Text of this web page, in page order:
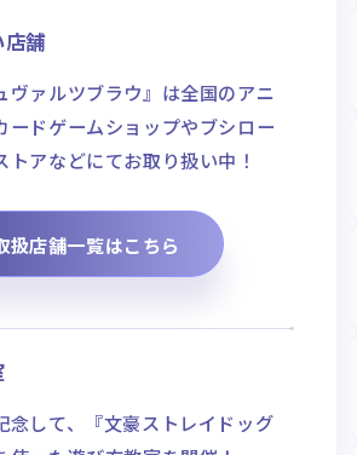
舗
ヴァルツブラウ』は全国のアニ
ードゲームショップやブシロー
トアなどにてお取り扱い中！
扱店舗一覧はこちら
念して、『文豪ストレイドッグ